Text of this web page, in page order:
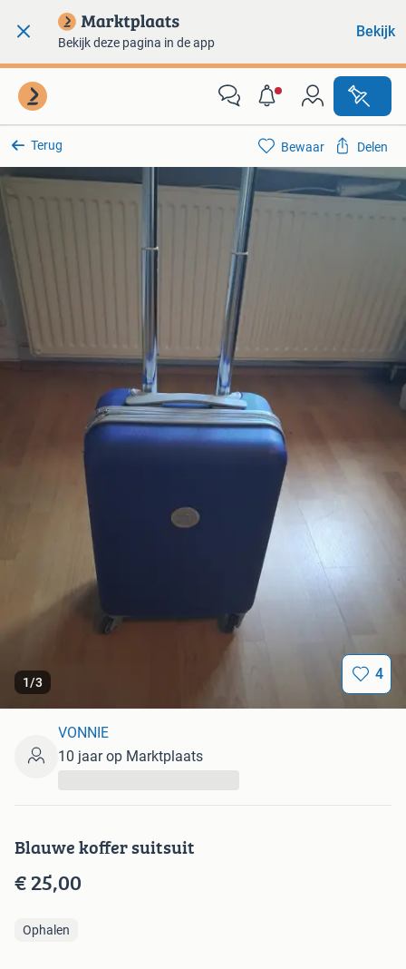
Bekijk deze pagina in de app
Bekijk
Terug
1/3 4
Bewaar Delen
Blauwe koffer suitsuit
€ 25,00
Ophalen
VONNIE
10 jaar op Marktplaats